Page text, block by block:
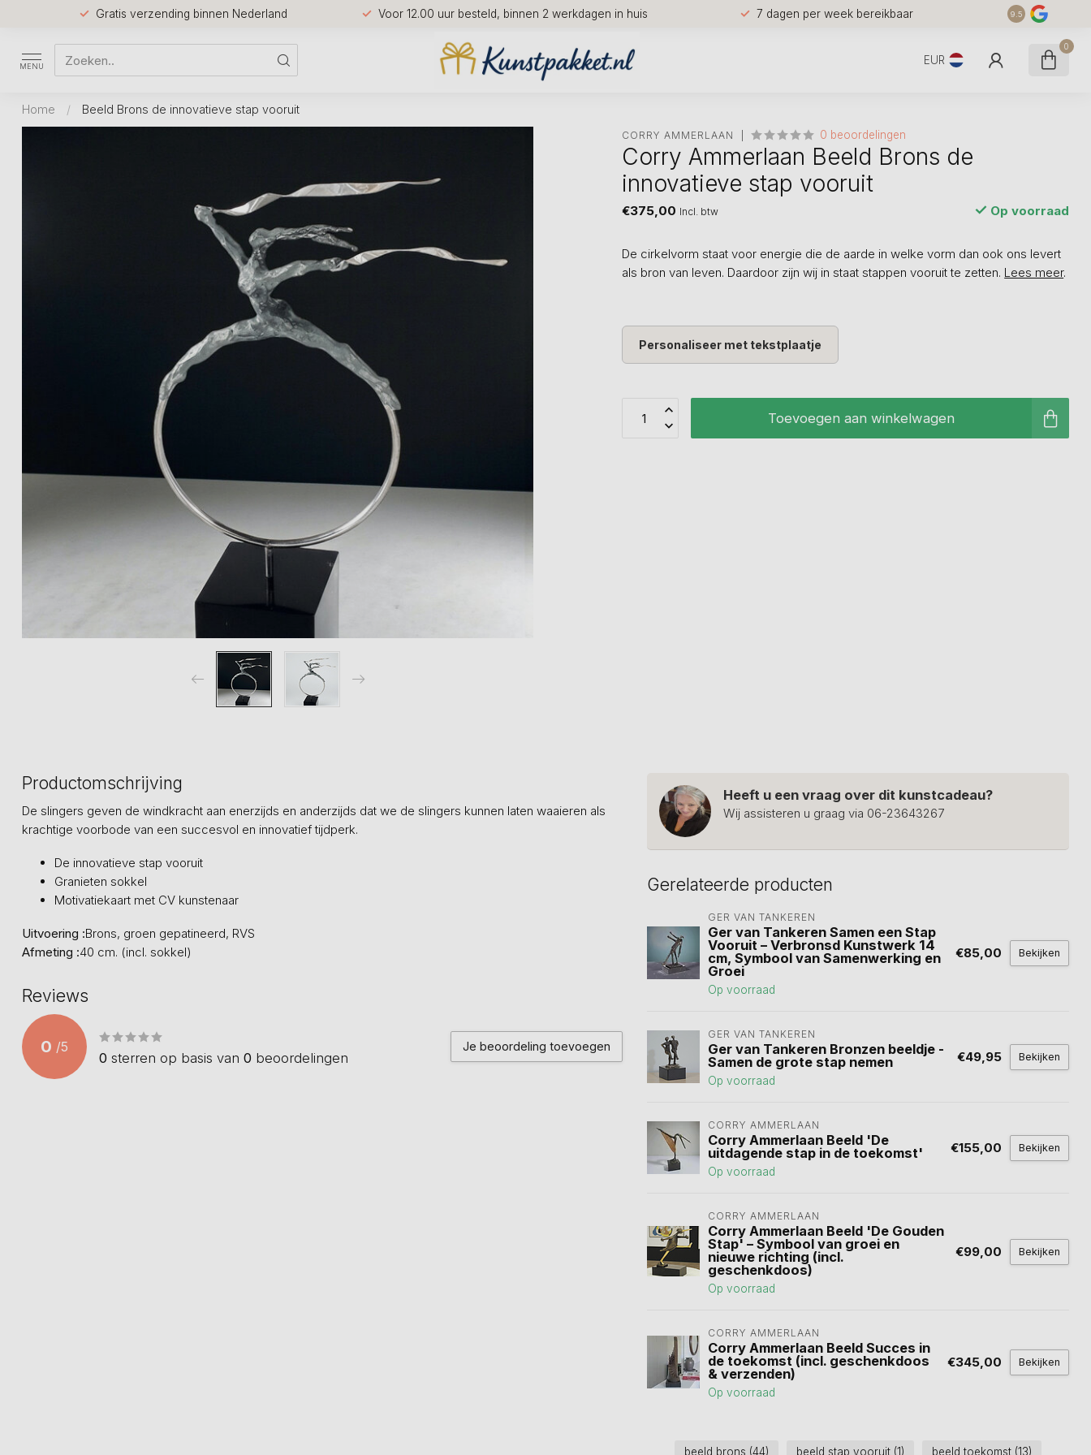
Gratis verzending binnen Nederland Voor 12.00 uur besteld, binnen 2 werkdagen in huis 7 dagen per week bereikbaar 9.5
MENU EUR
0
Home / Beeld Brons de innovatieve stap vooruit
CORRY AMMERLAAN 0 beoordelingen
Corry Ammerlaan Beeld Brons de
innovatieve stap vooruit
€375,00 Incl. btw Op voorraad
De cirkelvorm staat voor energie die de aarde in welke vorm dan ook ons levert
als bron van leven. Daardoor zijn wij in staat stappen vooruit te zetten. Lees meer.
Personaliseer met tekstplaatje
Toevoegen aan winkelwagen
Productomschrijving
De slingers geven de windkracht aan enerzijds en anderzijds dat we de slingers kunnen laten waaieren als
krachtige voorbode van een succesvol en innovatief tijdperk.
De innovatieve stap vooruit
Granieten sokkel
Motivatiekaart met CV kunstenaar
Uitvoering :Brons, groen gepatineerd, RVS
Afmeting :40 cm. (incl. sokkel)
Reviews
0 /5
0 sterren op basis van 0 beoordelingen
Je beoordeling toevoegen
Heeft u een vraag over dit kunstcadeau?
Wij assisteren u graag via 06-23643267
Gerelateerde producten
GER VAN TANKEREN
Ger van Tankeren Samen een Stap
Vooruit – Verbronsd Kunstwerk 14
cm, Symbool van Samenwerking en
Groei
Op voorraad
€85,00 Bekijken
GER VAN TANKEREN
Ger van Tankeren Bronzen beeldje -
Samen de grote stap nemen
Op voorraad
€49,95 Bekijken
CORRY AMMERLAAN
Corry Ammerlaan Beeld 'De
uitdagende stap in de toekomst'
Op voorraad
€155,00 Bekijken
CORRY AMMERLAAN
Corry Ammerlaan Beeld 'De Gouden
Stap' – Symbool van groei en
nieuwe richting (incl.
geschenkdoos)
Op voorraad
€99,00 Bekijken
CORRY AMMERLAAN
Corry Ammerlaan Beeld Succes in
de toekomst (incl. geschenkdoos
& verzenden)
Op voorraad
€345,00 Bekijken
beeld brons (44) beeld stap vooruit (1) beeld toekomst (13)